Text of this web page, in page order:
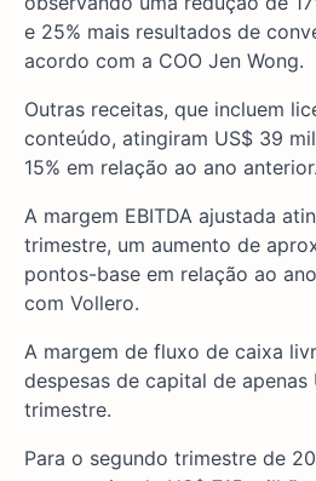
e 25% mais resultados de
acordo com a COO Jen Wong.
Outras receitas, que incluem
conteúdo, atingiram US$ 39
15% em relação ao ano anterior.
A margem EBITDA ajustada
trimestre, um aumento de
pontos-base em relação ao
com Vollero.
A margem de fluxo de caixa
despesas de capital de apenas
trimestre.
Para o segundo trimestre de